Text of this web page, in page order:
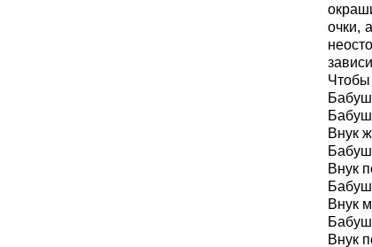
очки,
Чтобы
Внук
Внук
Внук
Внук